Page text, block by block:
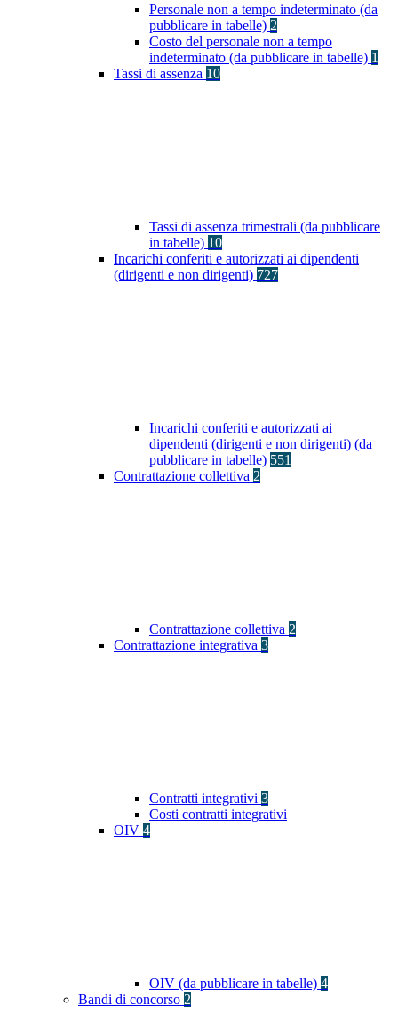
Personale non a tempo indeterminato (da
pubblicare in tabelle) 2
Costo del personale non a tempo
indeterminato (da pubblicare in tabelle) 1
Tassi di assenza 10
Tassi di assenza trimestrali (da pubblicare
in tabelle) 10
Incarichi conferiti e autorizzati ai dipendenti
(dirigenti e non dirigenti) 727
Incarichi conferiti e autorizzati ai
dipendenti (dirigenti e non dirigenti) (da
pubblicare in tabelle) 551
Contrattazione collettiva 2
Contrattazione collettiva 2
Contrattazione integrativa 3
Contratti integrativi 3
Costi contratti integrativi
OIV 4
OIV (da pubblicare in tabelle) 4
Bandi di concorso 2